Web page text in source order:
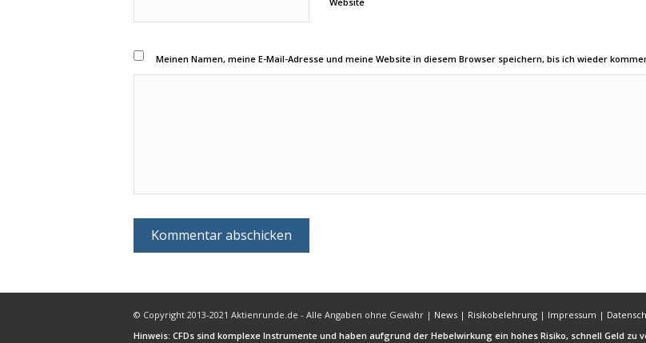
Meinen Namen, meine E-Mail-Adresse und meine Website in diesem Browser speichern, bis ich wieder
© Copyright 2013-2021 Aktienrunde.de - Alle Angaben ohne Gewähr | News | Risikobelehrung | Impressum |
Hinweis: CFDs sind komplexe Instrumente und haben aufgrund der Hebelwirkung ein hohes Risiko, schnell Geld zu